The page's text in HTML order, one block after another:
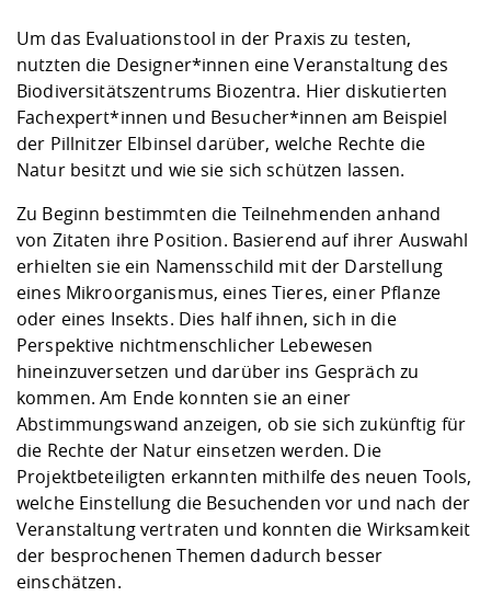
Um das Evaluationstool in der Praxis zu testen,
nutzten die Designer*innen eine Veranstaltung des
Biodiversitätszentrums Biozentra. Hier diskutierten
Fachexpert*innen und Besucher*innen am Beispiel
der Pillnitzer Elbinsel darüber, welche Rechte die
Natur besitzt und wie sie sich schützen lassen.
Zu Beginn bestimmten die Teilnehmenden anhand
von Zitaten ihre Position. Basierend auf ihrer Auswahl
erhielten sie ein Namensschild mit der Darstellung
eines Mikroorganismus, eines Tieres, einer Pflanze
oder eines Insekts. Dies half ihnen, sich in die
Perspektive nichtmenschlicher Lebewesen
hineinzuversetzen und darüber ins Gespräch zu
kommen. Am Ende konnten sie an einer
Abstimmungswand anzeigen, ob sie sich zukünftig für
die Rechte der Natur einsetzen werden. Die
Projektbeteiligten erkannten mithilfe des neuen Tools,
welche Einstellung die Besuchenden vor und nach der
Veranstaltung vertraten und konnten die Wirksamkeit
der besprochenen Themen dadurch besser
einschätzen.